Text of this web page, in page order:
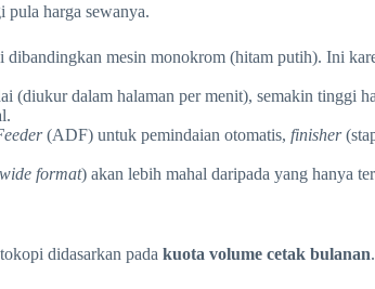
pula harga sewanya.
mesin monokrom (hitam putih). Ini
(diukur dalam halaman per menit), semakin tinggi
(ADF) untuk pemindaian otomatis, finisher
wide format) akan lebih mahal daripada yang hanya
didasarkan pada kuota volume cetak bulanan.